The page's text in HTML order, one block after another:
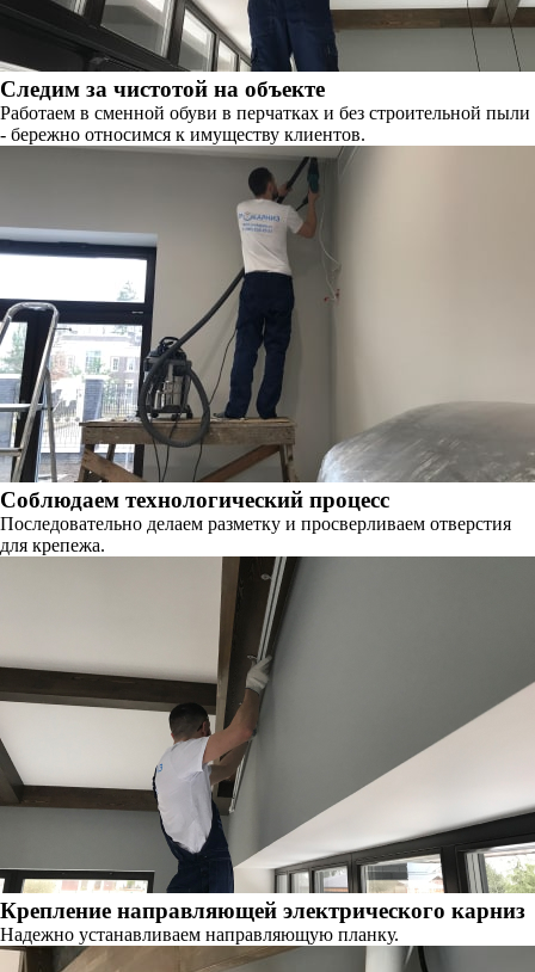
Следим за чистотой на объекте
Работаем в сменной обуви в перчатках и без строительной пыли
- бережно относимся к имуществу клиентов.
Соблюдаем технологический процесс
Последовательно делаем разметку и просверливаем отверстия
для крепежа.
Крепление направляющей электрического карниз
Надежно устанавливаем направляющую планку.